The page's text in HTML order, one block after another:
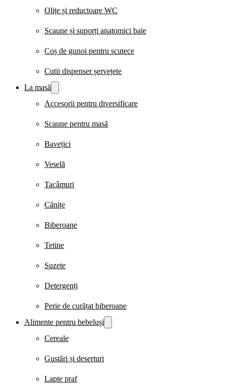
Olițe și reductoare WC
Scaune și suporți anatomici baie
Coș de gunoi pentru scutece
Cutii dispenser șervețete
La masă
Accesorii pentru diversificare
Scaune pentru masă
Bavețici
Veselă
Tacâmuri
Cănițe
Biberoane
Tetine
Suzete
Detergenți
Perie de curățat biberoane
Alimente pentru bebeluși
Cereale
Gustări și deserturi
Lapte praf